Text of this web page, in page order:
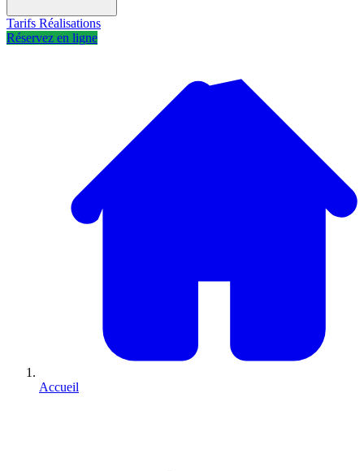
Tarifs Réalisations
Réservez en ligne
Accueil